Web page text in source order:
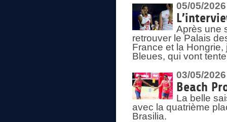
05/05/2026
Après une
retrouver le Palais
France et la Hongrie,
Bleues, qui vont
03/05/2026
Beach
La belle
avec la quatrième
Brasilia.